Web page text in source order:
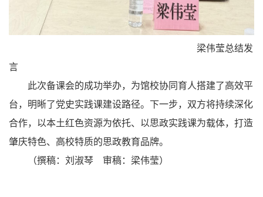
梁伟莹总结发
言
此次备课会的成功举办，为馆校协同育人搭建了高效平
台，明晰了党史实践课建设路径。下一步，双方将持续深化
合作，以本土红色资源为依托、以思政实践课为载体，打造
肇庆特色、高校特质的思政教育品牌。
（撰稿：刘淑琴 审稿：梁伟莹）